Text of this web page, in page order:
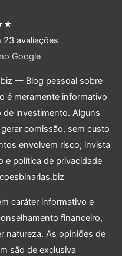
23 avaliações
Google
— Blog pessoal sobre
é meramente informativo
investimento. Alguns
comissão, sem custo
envolvem risco; invista
e política de privacidade
caráter informativo e
financeiro,
natureza. As opiniões de
são de exclusiva